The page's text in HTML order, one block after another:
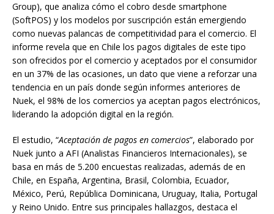
Group), que analiza cómo el cobro desde smartphone
(SoftPOS) y los modelos por suscripción están emergiendo
como nuevas palancas de competitividad para el comercio. El
informe revela que en Chile los pagos digitales de este tipo
son ofrecidos por el comercio y aceptados por el consumidor
en un 37% de las ocasiones, un dato que viene a reforzar una
tendencia en un país donde según informes anteriores de
Nuek, el 98% de los comercios ya aceptan pagos electrónicos,
liderando la adopción digital en la región.
El estudio, “Aceptación de pagos en comercios”, elaborado por
Nuek junto a AFI (Analistas Financieros Internacionales), se
basa en más de 5.200 encuestas realizadas, además de en
Chile, en España, Argentina, Brasil, Colombia, Ecuador,
México, Perú, República Dominicana, Uruguay, Italia, Portugal
y Reino Unido. Entre sus principales hallazgos, destaca el